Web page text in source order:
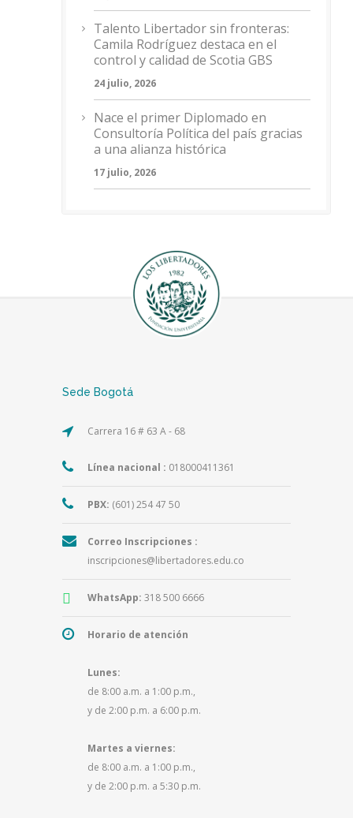
Talento Libertador sin fronteras:
Camila Rodríguez destaca en el
control y calidad de Scotia GBS
24 julio, 2026
Nace el primer Diplomado en
Consultoría Política del país gracias
a una alianza histórica
17 julio, 2026
Sede Bogotá
Carrera 16 # 63 A - 68
Línea nacional : 018000411361
PBX: (601) 254 47 50
Correo Inscripciones :
inscripciones@libertadores.edu.co
WhatsApp: 318 500 6666
Horario de atención
Lunes:
de 8:00 a.m. a 1:00 p.m.,
y de 2:00 p.m. a 6:00 p.m.
Martes a viernes:
de 8:00 a.m. a 1:00 p.m.,
y de 2:00 p.m. a 5:30 p.m.